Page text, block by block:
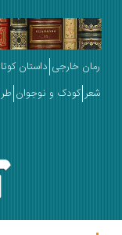
خارجی داستان کوتاه تاریخ
کودک و نوجوان طرح جلد